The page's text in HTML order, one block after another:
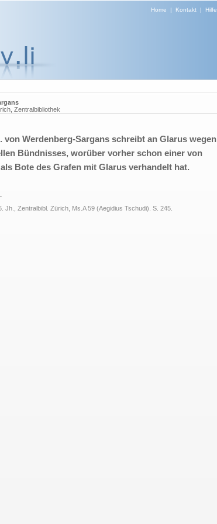
Home | Kontakt| Hilfe
Zentralbibliothek
von Werdenberg-Sargans schreibt an Glarus wegen
Bündnisses, worüber vorher schon einer von
Bote des Grafen mit Glarus verhandelt hat.
Jh., Zentralbibl. Zürich, Ms.A 59 (Aegidius Tschudi). S. 245.